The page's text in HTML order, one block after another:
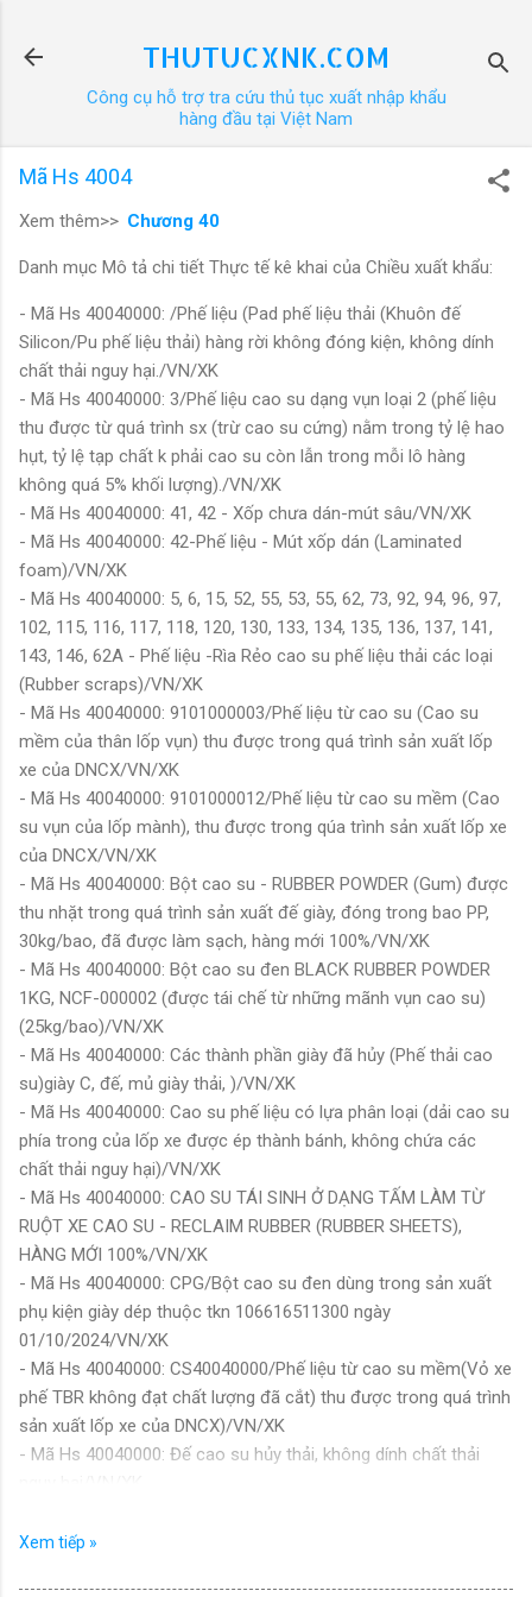
THUTUCXNK.COM
Công cụ hỗ trợ tra cứu thủ tục xuất nhập khẩu
hàng đầu tại Việt Nam
Mã Hs 4004
Xem thêm>> Chương 40
Danh mục Mô tả chi tiết Thực tế kê khai của Chiều xuất khẩu:
- Mã Hs 40040000: /Phế liệu (Pad phế liệu thải (Khuôn đế
Silicon/Pu phế liệu thải) hàng rời không đóng kiện, không dính
chất thải nguy hại./VN/XK
- Mã Hs 40040000: 3/Phế liệu cao su dạng vụn loại 2 (phế liệu
thu được từ quá trình sx (trừ cao su cứng) nằm trong tỷ lệ hao
hụt, tỷ lệ tạp chất k phải cao su còn lẫn trong mỗi lô hàng
không quá 5% khối lượng)./VN/XK
- Mã Hs 40040000: 41, 42 - Xốp chưa dán-mút sâu/VN/XK
- Mã Hs 40040000: 42-Phế liệu - Mút xốp dán (Laminated
foam)/VN/XK
- Mã Hs 40040000: 5, 6, 15, 52, 55, 53, 55, 62, 73, 92, 94, 96, 97,
102, 115, 116, 117, 118, 120, 130, 133, 134, 135, 136, 137, 141,
143, 146, 62A - Phế liệu -Rìa Rẻo cao su phế liệu thải các loại
(Rubber scraps)/VN/XK
- Mã Hs 40040000: 9101000003/Phế liệu từ cao su (Cao su
mềm của thân lốp vụn) thu được trong quá trình sản xuất lốp
xe của DNCX/VN/XK
- Mã Hs 40040000: 9101000012/Phế liệu từ cao su mềm (Cao
su vụn của lốp mành), thu được trong qúa trình sản xuất lốp xe
của DNCX/VN/XK
- Mã Hs 40040000: Bột cao su - RUBBER POWDER (Gum) được
thu nhặt trong quá trình sản xuất đế giày, đóng trong bao PP,
30kg/bao, đã được làm sạch, hàng mới 100%/VN/XK
- Mã Hs 40040000: Bột cao su đen BLACK RUBBER POWDER
1KG, NCF-000002 (được tái chế từ những mãnh vụn cao su)
(25kg/bao)/VN/XK
- Mã Hs 40040000: Các thành phần giày đã hủy (Phế thải cao
su)giày C, đế, mủ giày thải, )/VN/XK
- Mã Hs 40040000: Cao su phế liệu có lựa phân loại (dải cao su
phía trong của lốp xe được ép thành bánh, không chứa các
chất thải nguy hại)/VN/XK
- Mã Hs 40040000: CAO SU TÁI SINH Ở DẠNG TẤM LÀM TỪ
RUỘT XE CAO SU - RECLAIM RUBBER (RUBBER SHEETS),
HÀNG MỚI 100%/VN/XK
- Mã Hs 40040000: CPG/Bột cao su đen dùng trong sản xuất
phụ kiện giày dép thuộc tkn 106616511300 ngày
01/10/2024/VN/XK
- Mã Hs 40040000: CS40040000/Phế liệu từ cao su mềm(Vỏ xe
phế TBR không đạt chất lượng đã cắt) thu được trong quá trình
sản xuất lốp xe của DNCX)/VN/XK
- Mã Hs 40040000: Đế cao su hủy thải, không dính chất thải
hại/VN/XK
Xem tiếp »